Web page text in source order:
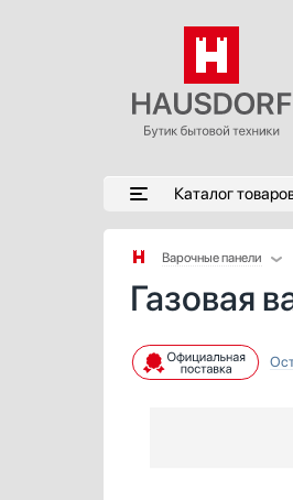
Каталог
Варочные панели
Аксессуары
Аксессуары и
Акустические
Аромастанции
Газовая